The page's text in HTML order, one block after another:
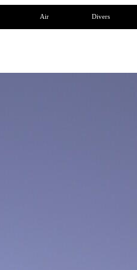
Air Divers